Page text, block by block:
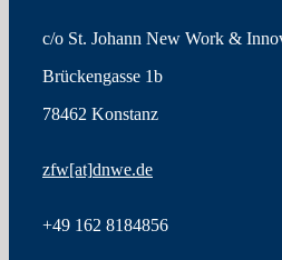
c/o St. Johann New Work &
Brückengasse 1b
78462 Konstanz
zfw[at]dnwe.de
+49 162 8184856